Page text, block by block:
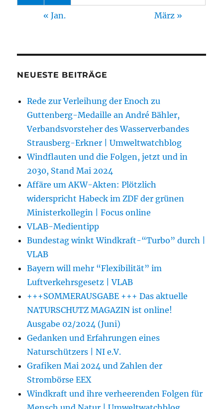
« Jan. März »
NEUESTE BEITRÄGE
Rede zur Verleihung der Enoch zu
Guttenberg-Medaille an André Bähler,
Verbandsvorsteher des Wasserverbandes
Strausberg-Erkner | Umweltwatchblog
Windflauten und die Folgen, jetzt und in
2030, Stand Mai 2024
Affäre um AKW-Akten: Plötzlich
widerspricht Habeck im ZDF der grünen
Ministerkollegin | Focus online
VLAB-Medientipp
Bundestag winkt Windkraft-“Turbo” durch |
VLAB
Bayern will mehr “Flexibilität” im
Luftverkehrsgesetz | VLAB
+++SOMMERAUSGABE +++ Das aktuelle
NATURSCHUTZ MAGAZIN ist online!
Ausgabe 02/2024 (Juni)
Gedanken und Erfahrungen eines
Naturschützers | NI e.V.
Grafiken Mai 2024 und Zahlen der
Strombörse EEX
Windkraft und ihre verheerenden Folgen für